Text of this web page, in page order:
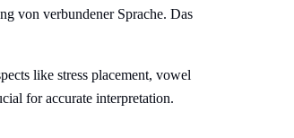
von verbundener Sprache. Das
like stress placement, vowel
for accurate interpretation.